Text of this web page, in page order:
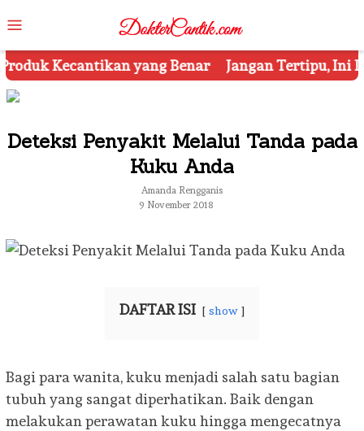
to
contentMenu
Jangan Tertipu, Ini Dia 7 Tips Mengetahui
Deteksi Penyakit Melalui Tanda pada
Kuku Anda
Amanda Rengganis
9 November 2018
DAFTAR ISI show
Bagi para wanita, kuku menjadi salah satu bagian
tubuh yang sangat diperhatikan. Baik dengan
melakukan perawatan kuku hingga mengecatnya